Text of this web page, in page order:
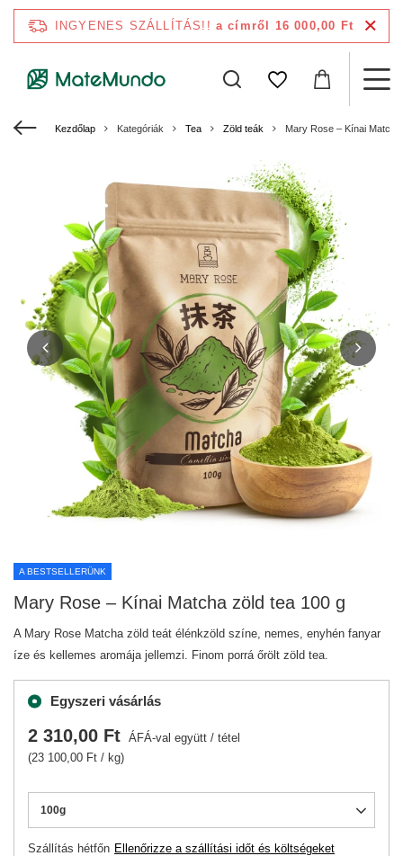
INGYENES SZÁLLÍTÁS!! a címről 16 000,00 Ft
Kezdőlap Kategóriák Tea Zöld teák Mary Rose – Kínai
A BESTSELLERÜNK
Mary Rose – Kínai Matcha zöld tea 100 g
A Mary Rose Matcha zöld teát élénkzöld színe, nemes, enyhén fanyar
íze és kellemes aromája jellemzi. Finom porrá őrölt zöld tea.
Egyszeri vásárlás
100g
Szállítás hétfőn Ellenőrizze a szállítási időt és költségeket
2 310,00 Ft ÁFÁ-val együtt / tétel
(23 100,00 Ft / kg)